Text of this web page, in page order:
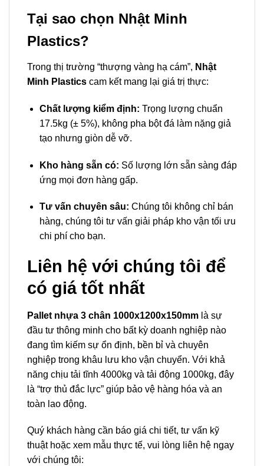
Tại sao chọn Nhật Minh
Plastics?
Trong thị trường “thượng vàng hạ cám”, Nhật
Minh Plastics cam kết mang lại giá trị thực:
Chất lượng kiểm định: Trọng lượng chuẩn
17.5kg (± 5%), không pha bột đá làm nặng giả
tạo nhưng giòn dễ vỡ.
Kho hàng sẵn có: Số lượng lớn sẵn sàng đáp
ứng mọi đơn hàng gấp.
Tư vấn chuyên sâu: Chúng tôi không chỉ bán
hàng, chúng tôi tư vấn giải pháp kho vận tối ưu
chi phí cho bạn.
Liên hệ với chúng tôi để
có giá tốt nhất
Pallet nhựa 3 chân 1000x1200x150mm là sự
đầu tư thông minh cho bất kỳ doanh nghiệp nào
đang tìm kiếm sự ổn định, bền bỉ và chuyên
nghiệp trong khâu lưu kho vận chuyển. Với khả
năng chịu tải tĩnh 4000kg và tải động 1000kg, đây
là “trợ thủ đắc lực” giúp bảo vệ hàng hóa và an
toàn lao động.
Quý khách hàng cần báo giá chi tiết, tư vấn kỹ
thuật hoặc xem mẫu thực tế, vui lòng liên hệ ngay
với chúng tôi: